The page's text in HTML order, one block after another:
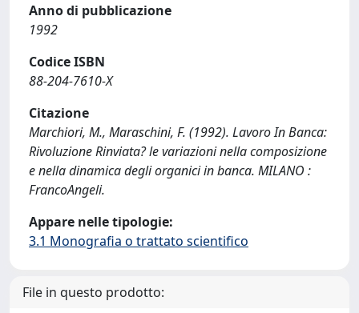
Anno di pubblicazione
1992
Codice ISBN
88-204-7610-X
Citazione
Marchiori, M., Maraschini, F. (1992). Lavoro In Banca:
Rivoluzione Rinviata? le variazioni nella composizione
e nella dinamica degli organici in banca. MILANO :
FrancoAngeli.
Appare nelle tipologie:
3.1 Monografia o trattato scientifico
File in questo prodotto: